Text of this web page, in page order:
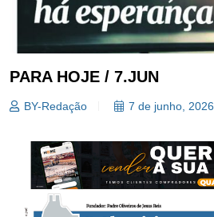
PARA HOJE / 7.JUN
BY-Redação 7 de junho, 2026